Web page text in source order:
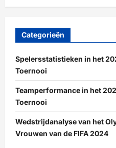
Categorieën
Spelersstatistieken in het
Toernooi
Teamperformance in het
Toernooi
Wedstrijdanalyse van het
Vrouwen van de FIFA 2024